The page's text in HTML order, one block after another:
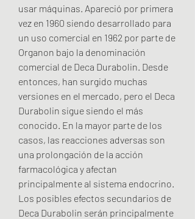
usar máquinas. Apareció por primera
vez en 1960 siendo desarrollado para
un uso comercial en 1962 por parte de
Organon bajo la denominación
comercial de Deca Durabolin. Desde
entonces, han surgido muchas
versiones en el mercado, pero el Deca
Durabolin sigue siendo el más
conocido. En la mayor parte de los
casos, las reacciones adversas son
una prolongación de la acción
farmacológica y afectan
principalmente al sistema endocrino.
Los posibles efectos secundarios de
Deca Durabolin serán principalmente